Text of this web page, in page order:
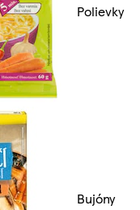
Polievky
Bujóny